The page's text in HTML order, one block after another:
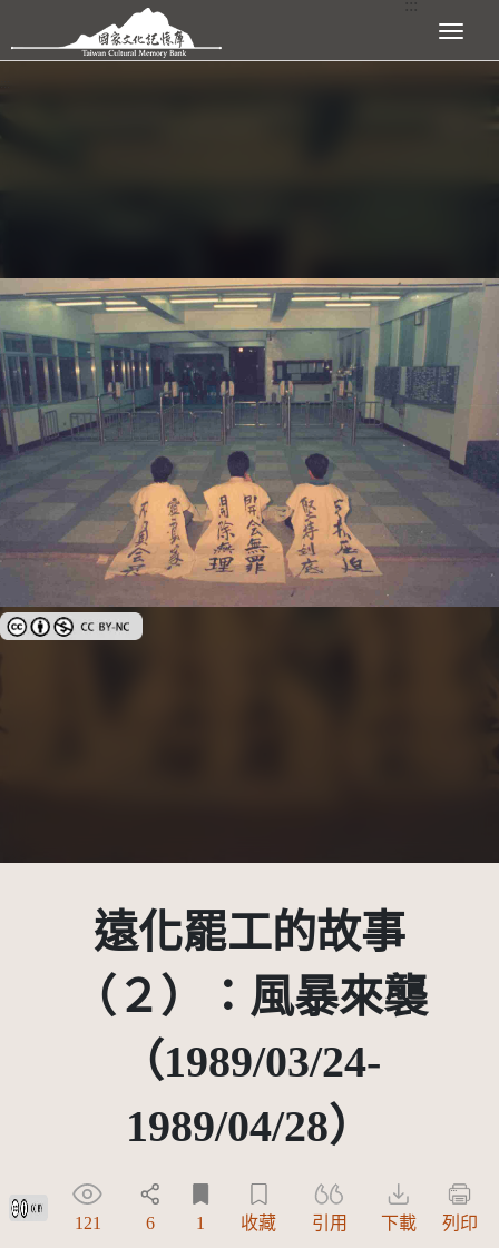
跳到主要內容區塊 展開選單
創用CC姓名標示-非商業性 3.0 台灣及其後版本(CC BY-NC 3.0 TW +)
遠化罷工的故事
（２）：風暴來襲
（1989/03/24-
1989/04/28）
創用CC姓名標示 3.0 台灣及其後版本(CC BY 3.0 TW +)
121 6 1 收藏 引用 下載 列印